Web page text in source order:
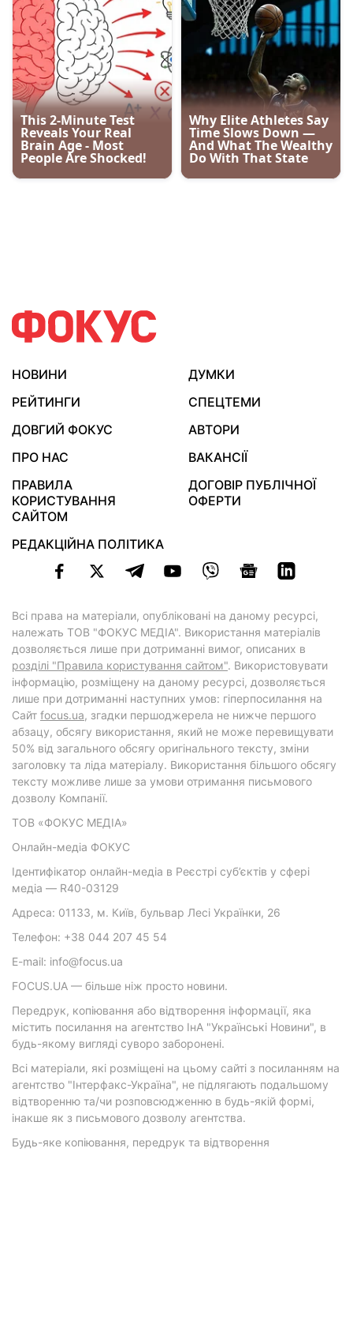
НОВИНИ
ДУМКИ
РЕЙТИНГИ
СПЕЦТЕМИ
ДОВГИЙ ФОКУС
АВТОРИ
ПРО НАС
ВАКАНСІЇ
ПРАВИЛА
КОРИСТУВАННЯ
САЙТОМ
ДОГОВІР ПУБЛІЧНОЇ
ОФЕРТИ
РЕДАКЦІЙНА ПОЛІТИКА
Всі права на матеріали, опубліковані на даному ресурсі,
належать ТОВ "ФОКУС МЕДІА". Використання матеріалів
дозволяється лише при дотриманні вимог, описаних в
розділі "Правила користування сайтом". Використовувати
інформацію, розміщену на даному ресурсі, дозволяється
лише при дотриманні наступних умов: гіперпосилання на
Cайт focus.ua, згадки першоджерела не нижче першого
абзацу, обсягу використання, який не може перевищувати
50% від загального обсягу оригінального тексту, зміни
заголовку та ліда матеріалу. Використання більшого обсягу
тексту можливе лише за умови отримання письмового
дозволу Компанії.
ТОВ «ФОКУС МЕДІА»
Онлайн-медіа ФОКУС
Ідентифікатор онлайн-медіа в Реєстрі суб’єктів у сфері
медіа — R40-03129
Адреса: 01133, м. Київ, бульвар Лесі Українки, 26
Телефон: +38 044 207 45 54
E-mail: info@focus.ua
FOCUS.UA — більше ніж просто новини.
Передрук, копіювання або відтворення інформації, яка
містить посилання на агентство ІнА "Українські Новини", в
будь-якому вигляді суворо заборонені.
Всі матеріали, які розміщені на цьому сайті з посиланням на
агентство "Інтерфакс-Україна", не підлягають подальшому
відтворенню та/чи розповсюдженню в будь-якій формі,
інакше як з письмового дозволу агентства.
Будь-яке копіювання, передрук та відтворення